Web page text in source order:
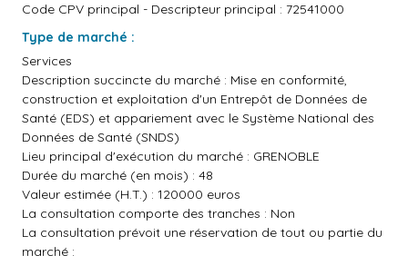
Code CPV principal - Descripteur principal : 72541000
Type de marché :
Services
Description succincte du marché : Mise en conformité,
construction et exploitation d'un Entrepôt de Données de
Santé (EDS) et appariement avec le Système National des
Données de Santé (SNDS)
Lieu principal d'exécution du marché : GRENOBLE
Durée du marché (en mois) : 48
Valeur estimée (H.T.) : 120000 euros
La consultation comporte des tranches : Non
La consultation prévoit une réservation de tout ou partie du
marché :